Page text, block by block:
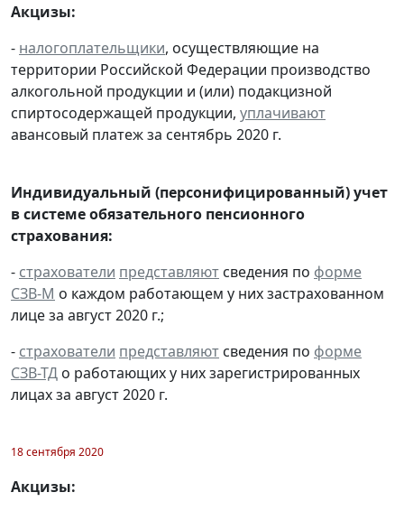
Акцизы:
- налогоплательщики, осуществляющие на
территории Российской Федерации производство
алкогольной продукции и (или) подакцизной
спиртосодержащей продукции, уплачивают
авансовый платеж за сентябрь 2020 г.
Индивидуальный (персонифицированный) учет
в системе обязательного пенсионного
страхования:
- страхователи представляют сведения по форме
СЗВ-М о каждом работающем у них застрахованном
лице за август 2020 г.;
- страхователи представляют сведения по форме
СЗВ-ТД о работающих у них зарегистрированных
лицах за август 2020 г.
18 сентября 2020
Акцизы: